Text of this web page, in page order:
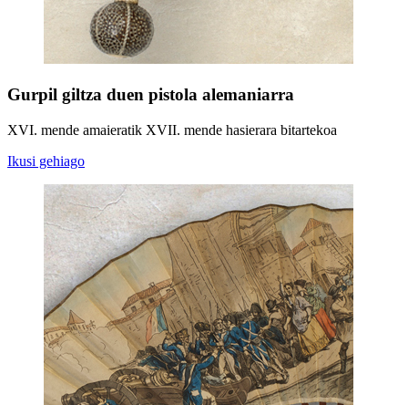
Gurpil giltza duen pistola alemaniarra
XVI. mende amaieratik XVII. mende hasierara bitartekoa
Ikusi gehiago